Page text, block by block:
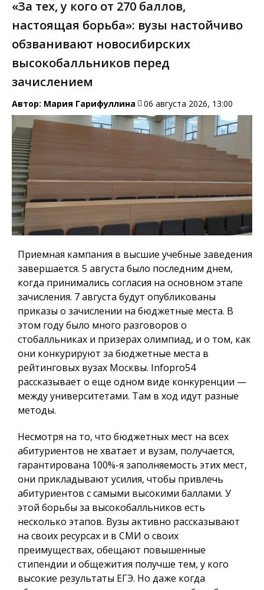
«За тех, у кого от 270 баллов,
настоящая борьба»: вузы настойчиво
обзванивают новосибирских
высокобалльников перед
зачислением
Автор: Мария Гарифуллина 06 августа 2026, 13:00
Приемная кампания в высшие учебные заведения
завершается. 5 августа было последним днем,
когда принимались согласия на основном этапе
зачисления. 7 августа будут опубликованы
приказы о зачислении на бюджетные места. В
этом году было много разговоров о
стобалльниках и призерах олимпиад, и о том, как
они конкурируют за бюджетные места в
рейтинговых вузах Москвы. Infopro54
рассказывает о еще одном виде конкуренции —
между университетами. Там в ход идут разные
методы.
Несмотря на то, что бюджетных мест на всех
абитуриентов не хватает и вузам, получается,
гарантирована 100%-я заполняемость этих мест,
они прикладывают усилия, чтобы привлечь
абитуриентов с самыми высокими баллами. У
этой борьбы за высокобалльников есть
несколько этапов. Вузы активно рассказывают
на своих ресурсах и в СМИ о своих
преимуществах, обещают повышенные
стипендии и общежития получше тем, у кого
высокие результаты ЕГЭ. Но даже когда